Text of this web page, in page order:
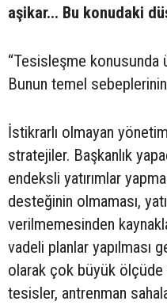
aşikar... Bu konudaki
“Tesisleşme konusunda
Bunun temel
İstikrarlı olmayan
stratejiler. Başkanlık
endeksli yatırımlar
desteğinin olmaması,
verilmemesinden
vadeli planlar yapılması
olarak çok büyük
tesisler, antrenman